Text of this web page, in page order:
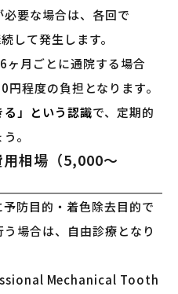
要な場合は、各回で
して発生します。
ヶ月ごとに通院する場合
程度の負担となります。
る」という認識で、定期的
。
相場（5,000〜
防目的・着色除去目的で
場合は、自由診療となり
Mechanical Tooth